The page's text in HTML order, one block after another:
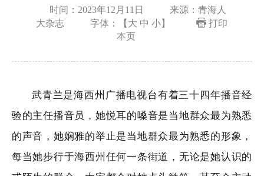
时间：2023年12月11日
来源：青海人
大杂志
字体：【 大 中 小】
打印
本页
武青兰是海西州广播电视台有着三十四年播音经
验的主任播音员，她悦耳的嗓音是当地群众最为熟悉
的声音，她娴雅的举止是当地群众最为熟悉的形象，
每当她步行于海西州任何一条街道，无论是她认识的